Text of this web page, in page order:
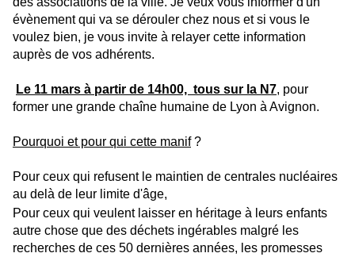
évènement qui va se dérouler chez nous et si vous le
voulez bien, je vous invite à relayer cette information
auprès de vos adhérents.
Le 11 mars à partir de 14h00, tous sur la N7, pour
former une grande chaîne humaine de Lyon à Avignon.
Pourquoi et pour qui cette manif?
Pour ceux qui refusent le maintien de centrales nucléaires
au delà de leur limite d'âge,
Pour ceux qui veulent laisser en héritage à leurs enfants
autre chose que des déchets ingérables malgré les
recherches de ces 50 dernières années, les promesses